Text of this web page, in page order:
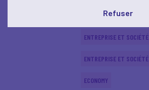
ENTREPRISE ET SOCIÉTÉ
ENTREPRISE ET SOCIÉTÉ
ECONOMY
Refuser